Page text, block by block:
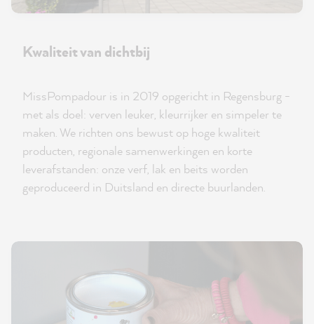
Kwaliteit van dichtbij
MissPompadour is in 2019 opgericht in Regensburg -
met als doel: verven leuker, kleurrijker en simpeler te
maken. We richten ons bewust op hoge kwaliteit
producten, regionale samenwerkingen en korte
leverafstanden: onze verf, lak en beits worden
geproduceerd in Duitsland en directe buurlanden.